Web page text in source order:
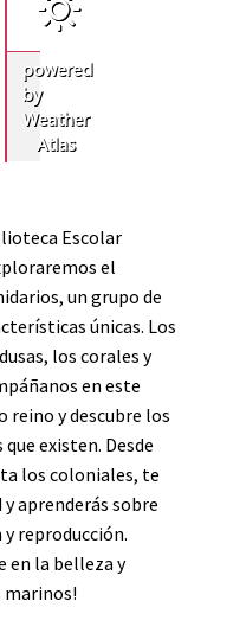
Escolar
el
un grupo de
únicas. Los
los corales y
en este
reino y descubre los
existen. Desde
los coloniales, te
aprenderás sobre
reproducción.
en la belleza y
marinos!
powered
by
Weather
Atlas